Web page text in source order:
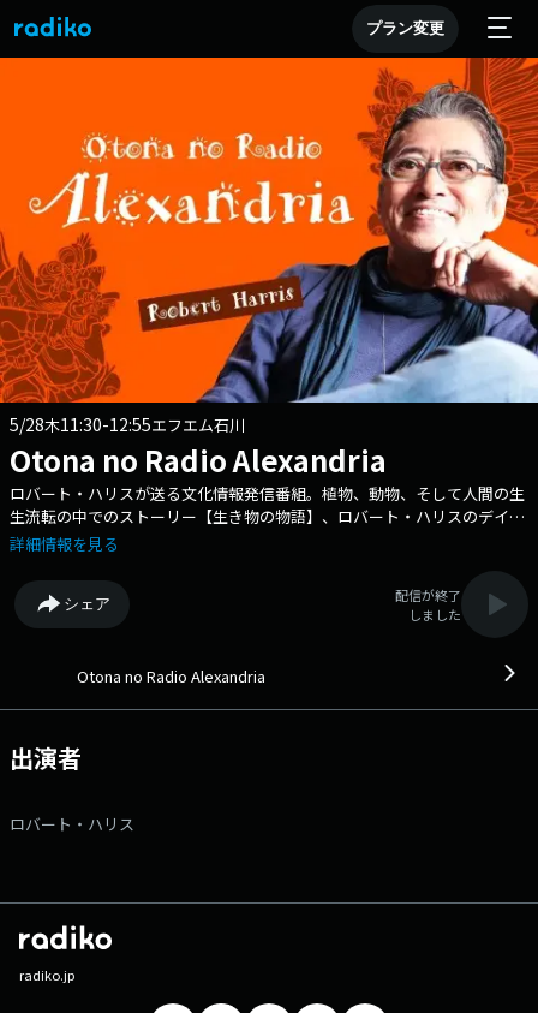
プラン変更
5/28木11:30-12:55エフエム石川
Otona no Radio Alexandria
ロバート・ハリスが送る文化情報発信番組。植物、動物、そして人間の生
生流転の中でのストーリー【生き物の物語】、ロバート・ハリスのデイリ
ーエッセイ【SELF PORTRAIT】、過去とイマを繋ぐ名曲たちをオンエア
ら、”様々な生き方”のヒントを共有していきます。 ▽11:55〜 【 FM石
川ニュース（JFN） 】 --- 番組Webサイト：https://jfn-
pods.com/program/57661 メッセージフォーム：
「@alexinterfm」
詳細情報を見る
シェア
配信が終了
しました
Otona no Radio Alexandria
出演者
ロバート・ハリス
radiko.jp